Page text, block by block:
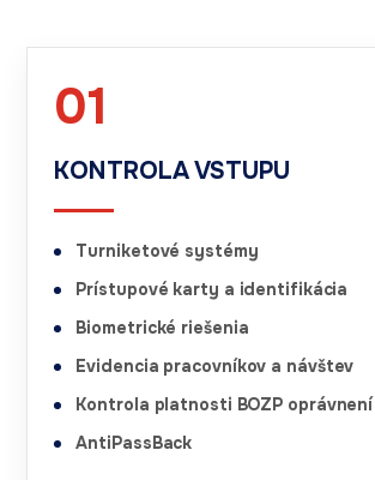
01
KONTROLA VSTUPU
Turniketové systémy
Prístupové karty a identifikácia
Biometrické riešenia
Evidencia pracovníkov a návštev
Kontrola platnosti BOZP oprávnení
AntiPassBack